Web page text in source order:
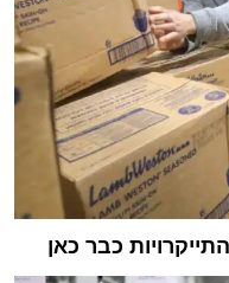
כבר כאן